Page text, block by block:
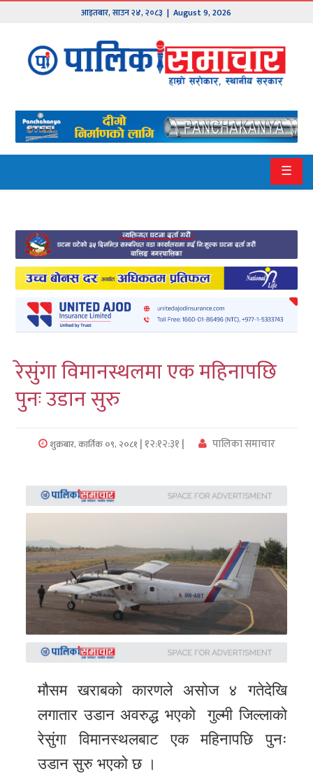
आइतबार,साउन२४,२०८३ | August 9, 2026
मुख्य
समाचार
हाम्रो
पालिका
१
२
बागमती
गण्डकी
कर्णाली
सुदुरपश्चिम
प्रदेश/
समाचार
फोटो
समाचार
भिडियो
समाचार
अन्य
समाचार
Preeti
unicode
☰
रेसुंगा विमानस्थलमा एक महिनापछि
पुनः उडान सुरु
शुक्रबार, कार्तिक ०९, २०८१ | १२:१२:३१ | पालिका समाचार
मौसम खराबको कारणले असोज ४ गतेदेखि
लगातार उडान अवरुद्ध भएको गुल्मी जिल्लाको
रेसुंगा विमानस्थलबाट एक महिनापछि पुनः
उडान सुरु भएको छ ।